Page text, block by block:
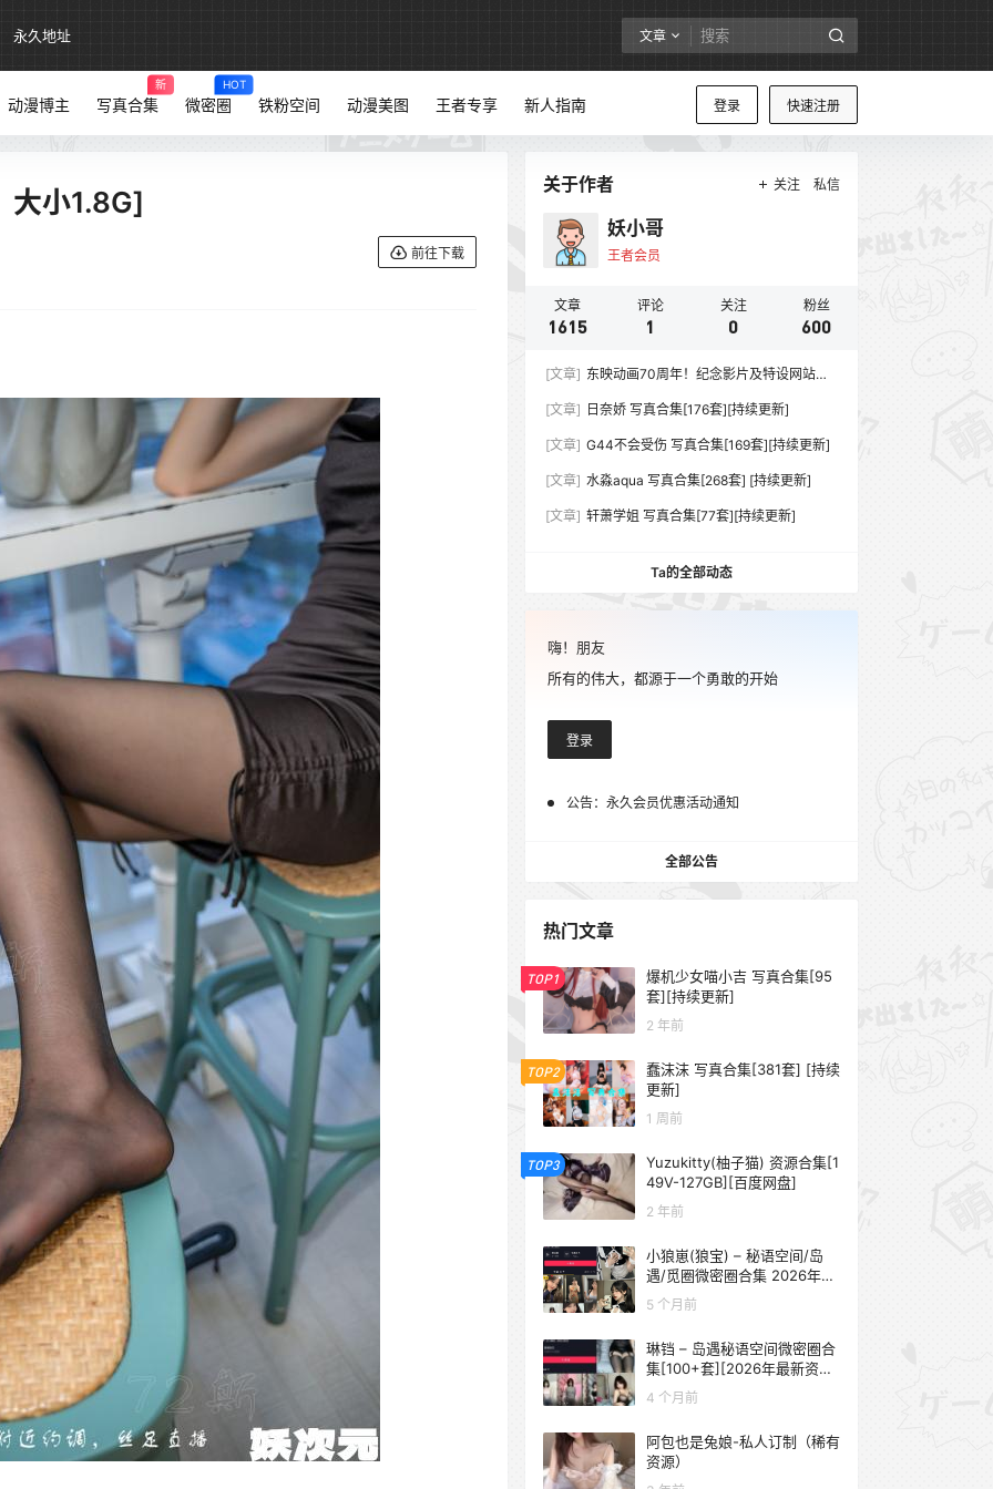
永久地址 文章
登录 快速注册
动漫博主 写真合集
新
微密圈
HOT
铁粉空间 动漫美图 王者专享 新人指南
大小1.8G]
前往下载
关于作者 关注 私信
妖小哥
王者会员
文章
1615
评论
1
关注
0
粉丝
600
[文章] 东映动画70周年！纪念影片及特设网站同
[文章] 日奈娇 写真合集[176套][持续更新]
[文章] G44不会受伤 写真合集[169套][持续更新]
[文章] 水淼aqua 写真合集[268套] [持续更新]
[文章] 轩萧学姐 写真合集[77套][持续更新]
Ta的全部动态
嗨！朋友
所有的伟大，都源于一个勇敢的开始
登录
公告： 永久会员优惠活动通知
全部公告
热门文章
TOP1
爆机少女喵小吉 写真合集[95
套][持续更新]
2 年前
TOP2
蠢沫沫 写真合集[381套] [持续
更新]
1 周前
TOP3
Yuzukitty(柚子猫) 资源合集[1
49V-127GB][百度网盘]
2 年前
小狼崽(狼宝) – 秘语空间/岛
遇/觅圈微密圈合集 2026年抖
音资源更新中
5 个月前
琳铛 – 岛遇秘语空间微密圈合
集[100+套][2026年最新资源
更新中]
4 个月前
阿包也是兔娘-私人订制（稀有
资源）